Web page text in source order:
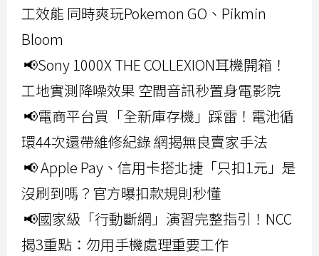
工效能 同時爽玩Pokemon GO、Pikmin
Bloom
📢Sony 1000X THE COLLEXION耳機開箱！
工地實測降噪效果 空間音訊秒置身電影院
📢電商平台買「全新庫存機」踩雷！電池循
環44次還帶維修紀錄 網揭無良賣家手法
📢 Apple Pay、信用卡搭北捷「只扣1元」是
沒刷到嗎？官方曝扣款規則秒懂
📢國家級「行動斷網」演習完整指引！NCC
揭3重點：勿用手機處理重要工作